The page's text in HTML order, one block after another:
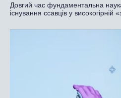
Довгий час фундаментальна
існування ссавців у високогірній